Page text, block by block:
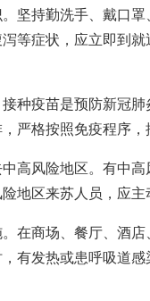
坚持勤洗手、戴口
等症状，应立即到
种疫苗是预防新冠
严格按照免疫程序
高风险地区。有中
地区来苏人员，应
在商场、餐厅、酒
有发热或患呼吸道